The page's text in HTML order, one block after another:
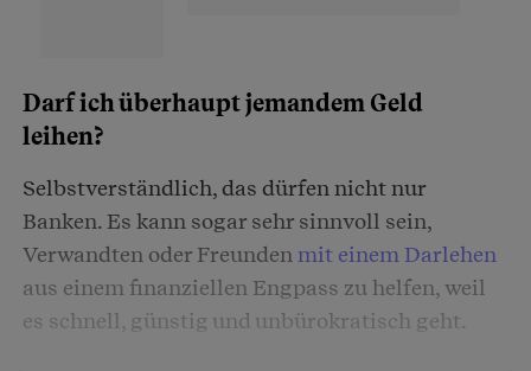
Darf ich überhaupt jemandem Geld
leihen?
Selbstverständlich, das dürfen nicht nur
Banken. Es kann sogar sehr sinnvoll sein,
Verwandten oder Freundenmit einem Darlehen
aus einem finanziellen Engpass zu helfen, weil
es schnell, günstig und unbürokratisch geht.